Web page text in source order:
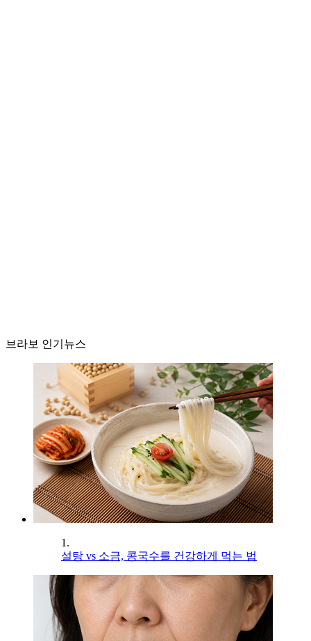
브라보 인기뉴스
1.
설탕 vs 소금, 콩국수를 건강하게 먹는 법